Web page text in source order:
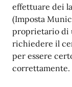
effettuare dei
(Imposta
proprietario di
richiedere il
per essere
correttamente.